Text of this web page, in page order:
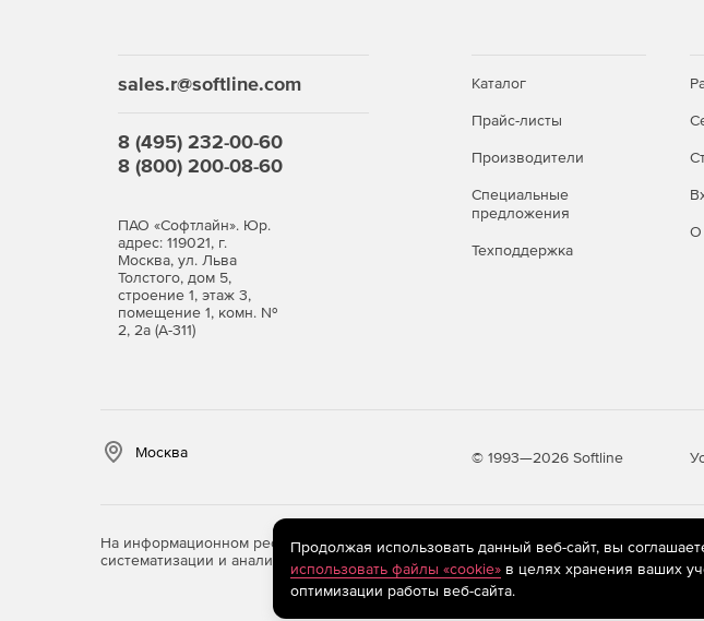
sales.r@softline.com
8 (495) 232-00-60
8 (800) 200-08-60
ПАО «Софтлайн». Юр.
адрес: 119021, г.
Москва, ул. Льва
Толстого, дом 5,
строение 1, этаж 3,
помещение 1, комн. №
2, 2а (А-311)
Каталог
Прайс-листы
Производители
Специальные
предложения
Техподдержка
О
Москва © 1993—2026 Softline
На информационном ресурсе store.softline.ru применяютсярекомендательные
систематизации и анализа сведений, относящихся к предпочтениям
Продолжая использовать данный веб-сайт, вы
использовать файлы «cookie»в целях хранения ваших
оптимизации работы веб-сайта.